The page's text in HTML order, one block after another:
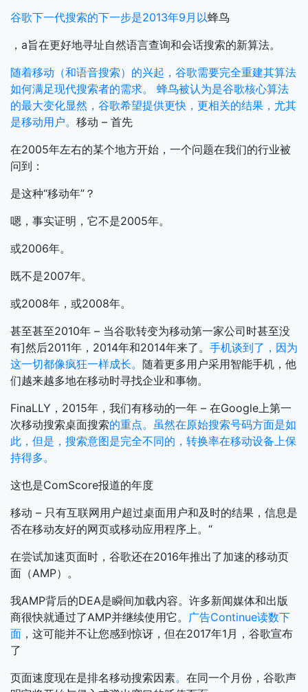
谷歌下一代搜索的下一步是2013年9月以蜂鸟
，a旨在更好地寻址自然语言查询和会话搜索的新算法。
随着移动（和语音搜索）的兴起，谷歌需要完全重建其算法
如何满足现代搜索者的需求。
蜂鸟被认为是谷歌核心算法
的最大变化显然，谷歌希望提供更快，更相关的结果，尤其
是移动用户。 移动 – 首先
在2005年左右的某个地方开始，一个问题在我们的行业被
问到：
是这种“移动年”？
嗯，事实证明，它不是2005年。
或2006年。
既不是2007年。
或2008年，或2008年。
甚至甚至2010年 – 当谷歌转变为移动第一家公司时甚至没
有]然后2011年，2014年和2014年来了。 手机谈到了，因为
这一切都像疯狂一样成长。 随着更多用户采用智能手机，他
们越来越多地在移动时寻找企业和事物。
FinaLLY，2015年，我们有移动的一年 – 在Google上第一
次移动搜索桌面搜索的重点。虽然在原始搜索号码方面是如
此，但是，搜索意图是完全不同的，转换率在移动设备上保
持得多。
这也是ComScore报道的年度
移动 – 只有互联网用户超过桌面用户和及时的结果，信息是
否在移动友好的网页或移动应用程序上。“
在尝试加速页面时，谷歌还在2016年推出了加速的移动页
面（AMP）。
我AMP背后的DEA是瞬间加载内容。许多新闻媒体和出版
商很快就通过了AMP并继续使用它。 广告Continue读数下
面 ，这可能并不让您感到惊讶，但在2017年1月，谷歌宣布
了
页面速度现在是排名移动搜索因素。 在同一个月份，谷歌声